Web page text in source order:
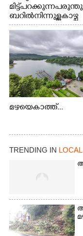
മിട്ട് പറക്കുന്ന
ബറിൽ നിന്നുള്ള കാഴ്ച
മഴയെകാത്ത്...
TRENDING IN LOCAL